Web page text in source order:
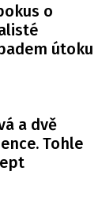
o
útoku
a dvě
Tohle